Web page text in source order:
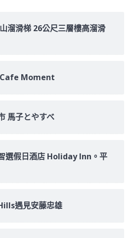
溜滑梯 26公尺三層樓高溜滑
Cafe Moment
馬子とやすべ
選假日酒店 Holiday Inn。平
遇見安藤忠雄